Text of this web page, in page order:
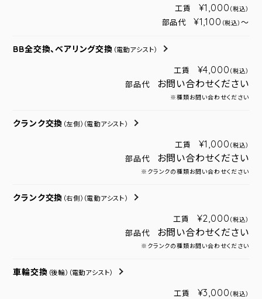
工賃 ¥1,000 （税込）
部品代 ¥1,100 （税込） ～
BB全交換、ベアリング交換 （電動アシスト）
工賃 ¥4,000 （税込）
部品代 お問い合わせください
※種類お問い合わせください
クランク交換 （左側） （電動アシスト）
工賃 ¥1,000 （税込）
部品代 お問い合わせください
※クランクの種類お問い合わせください
クランク交換 （右側） （電動アシスト）
工賃 ¥2,000 （税込）
部品代 お問い合わせください
※クランクの種類お問い合わせください
車輪交換 （後輪） （電動アシスト）
工賃 ¥3,000 （税込）